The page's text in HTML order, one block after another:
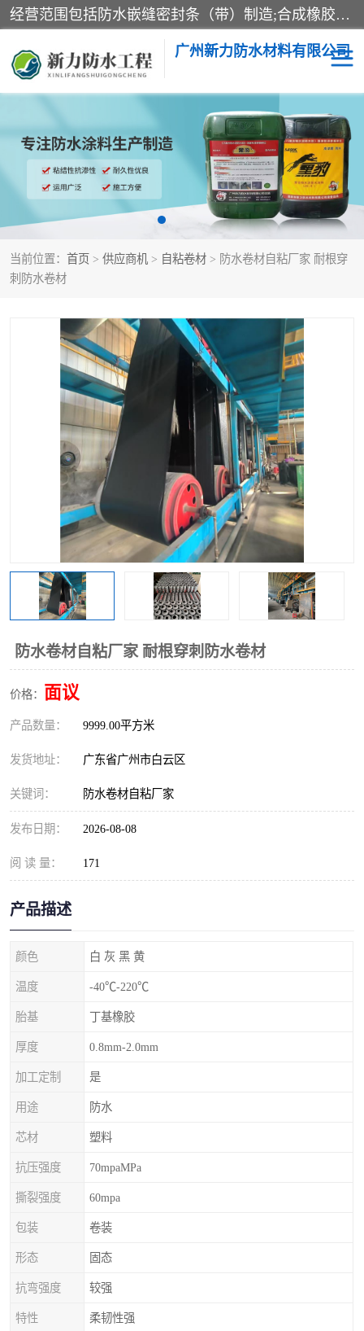
经营范围包括防水嵌缝密封条（带）制造;合成橡胶制造（监控化学品、危险化学品除外）;沥青混合物制造;防水胶粘带制造;其他合成材料制造（监控化学品、危险化学品除外）;涂料制造（监控化学品、危险化学品除外）;建筑结构防水补漏;防水建筑材料制造;粘合剂制造（监控化学品、危险化学品除外）;涂料零售;广州新力防水材料有限公司具有1处分支机构。
广州新力防水材料有限公司
当前位置： 首页 > 供应商机 > 自粘卷材 > 防水卷材自粘厂家 耐根穿
刺防水卷材
防水卷材自粘厂家 耐根穿刺防水卷材
价格： 面议
产品数量： 9999.00平方米
发货地址： 广东省广州市白云区
关键词： 防水卷材自粘厂家
发布日期： 2026-08-08
阅 读 量： 171
产品描述
颜色 白 灰 黑 黄
温度 -40℃-220℃
胎基 丁基橡胶
厚度 0.8mm-2.0mm
加工定制 是
用途 防水
芯材 塑料
抗压强度 70mpaMPa
撕裂强度 60mpa
包装 卷装
形态 固态
抗弯强度 较强
特性 柔韧性强
黑豹防水胶 建筑108胶水
乳化沥青防水涂料 自粘卷材
非固化橡胶防水涂料